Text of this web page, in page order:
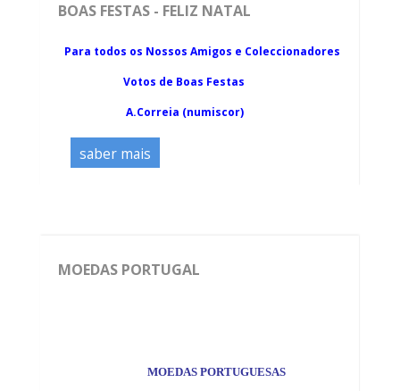
BOAS FESTAS - FELIZ NATAL
Para todos os Nossos Amigos e Coleccionadores
Votos de Boas Festas
A.Correia (numiscor)
saber mais
MOEDAS PORTUGAL
MOEDAS PORTUGUESAS